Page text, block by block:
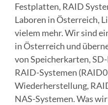
Festplatten, RAID
Laboren in Österreich,
vielem mehr. Wir sind
in Österreich und
von Speicherkarten,
RAID-Systemen
Wiederherstellung,
NAS-Systemen. Was